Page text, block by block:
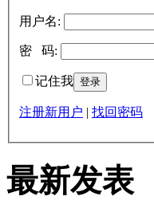
用户名:
密 码:
记住我
注册新用户 | 找回密码
最新发表